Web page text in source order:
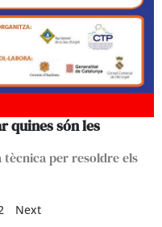
quines són les
tècnica per resoldre els
Next